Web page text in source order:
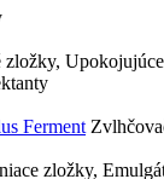
zložky,
Ferment
zložky,